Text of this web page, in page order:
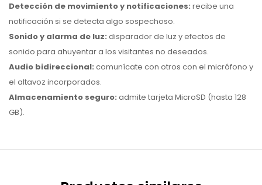
Detección de movimiento y notificaciones: recibe una
notificación si se detecta algo sospechoso.
Sonido y alarma de luz: disparador de luz y efectos de
sonido para ahuyentar a los visitantes no deseados.
Audio bidireccional: comunícate con otros con el micrófono y
el altavoz incorporados.
Almacenamiento seguro: admite tarjeta MicroSD (hasta 128
GB).